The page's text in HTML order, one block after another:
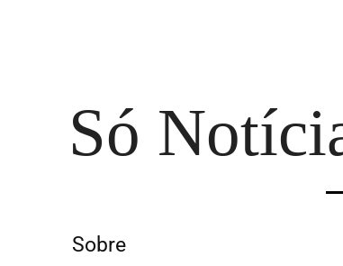
Só
Sobre